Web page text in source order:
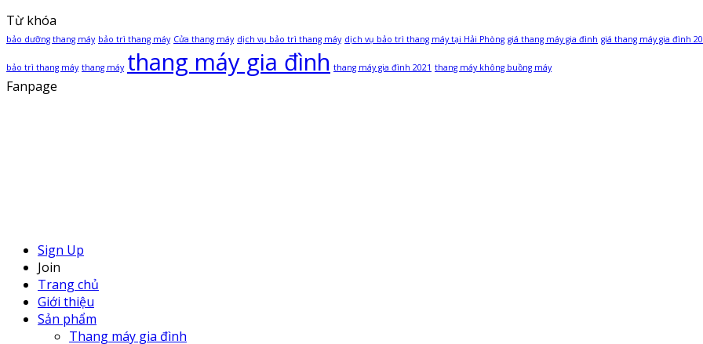
Từ khóa
bảo dưỡng thang máy bảo trì thang máy Cửa thang máy dịch vụ bảo trì thang máy dịch vụ bảo trì thang máy tại Hải Phòng giá thang máy gia đình giá thang máy gia đình
bảo trì thang máy thang máy thang máy gia đình thang máy gia đình 2021 thang máy không buồng máy
Fanpage
Sign Up
Join
Trang chủ
Giới thiệu
Sản phẩm
Thang máy gia đình